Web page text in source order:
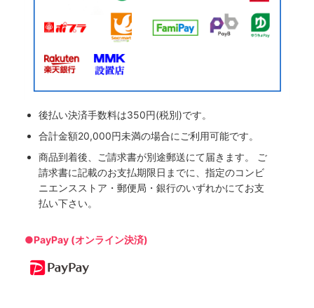
後払い決済手数料は350円(税別)です。
合計金額20,000円未満の場合にご利用可能です。
商品到着後、ご請求書が別途郵送にて届きます。 ご
請求書に記載のお支払期限日までに、指定のコンビ
ニエンスストア・郵便局・銀行のいずれかにてお支
払い下さい。
●PayPay (オンライン決済)